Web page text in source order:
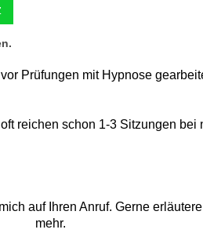
Prüfungen mit Hypnose
reichen schon 1-3 Sitzungen bei
auf Ihren Anruf. Gerne
mehr.